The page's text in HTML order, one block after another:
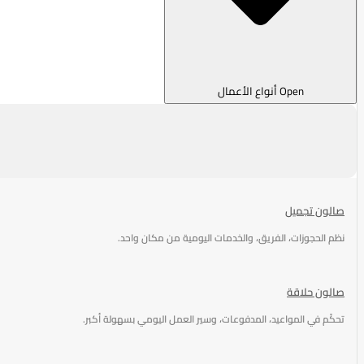
Open أنواع الأعمال
صالون تجميل
نظم الحجوزات، الفريق، والخدمات اليومية من مكان واحد.
صالون حلاقة
تحكّم في المواعيد، المدفوعات، وسير العمل اليومي بسهولة أكبر.